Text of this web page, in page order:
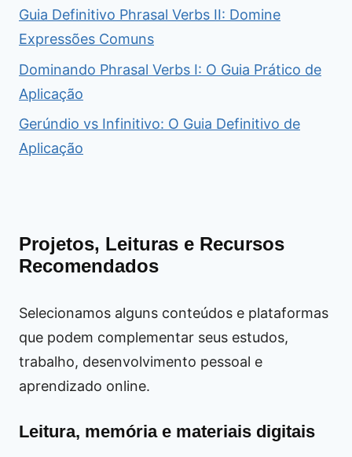
Guia Definitivo Phrasal Verbs II: Domine
Expressões Comuns
Dominando Phrasal Verbs I: O Guia Prático de
Aplicação
Gerúndio vs Infinitivo: O Guia Definitivo de
Aplicação
Projetos, Leituras e Recursos
Recomendados
Selecionamos alguns conteúdos e plataformas
que podem complementar seus estudos,
trabalho, desenvolvimento pessoal e
aprendizado online.
Leitura, memória e materiais digitais